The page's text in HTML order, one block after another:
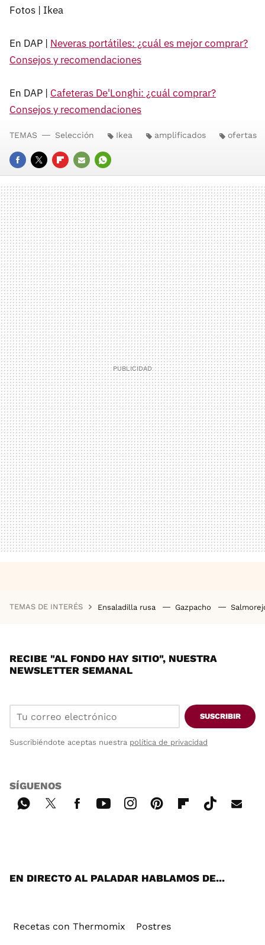
Fotos | Ikea
En DAP | Neveras portátiles: ¿cuál es mejor comprar?
Consejos y recomendaciones
En DAP | Cafeteras De'Longhi: ¿cuál comprar?
Consejos y recomendaciones
FACEBOOK
TWITTERFLIPBOARD
E-
MAIL
WHATSAPP
TEMAS Selección Ikea amplificados ofertas
TEMAS DE INTERÉS Ensaladilla rusa Gazpacho
RECIBE "AL FONDO HAY SITIO", NUESTRA
NEWSLETTER SEMANAL
SUSCRIBIR
Suscribiéndote aceptas nuestra política de privacidad
SÍGUENOS
EN DIRECTO AL PALADAR HABLAMOS DE...
Recetas con Thermomix Postres